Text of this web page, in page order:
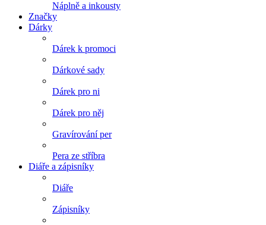
Náplně a inkousty
Značky
Dárky
Dárek k promoci
Dárkové sady
Dárek pro ni
Dárek pro něj
Gravírování per
Pera ze stříbra
Diáře a zápisníky
Diáře
Zápisníky